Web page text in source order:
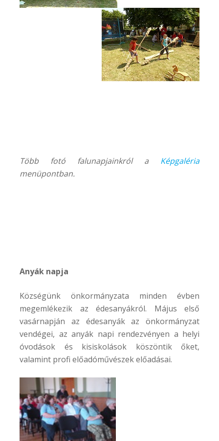
Több fotó falunapjainkról a Képgaléria
menüpontban.
Anyák napja
Községünk önkormányzata minden évben
megemlékezik az édesanyákról. Május első
vasárnapján az édesanyák az önkormányzat
vendégei, az anyák napi rendezvényen a helyi
óvodások és kisiskolások köszöntik őket,
valamint profi előadóművészek előadásai.